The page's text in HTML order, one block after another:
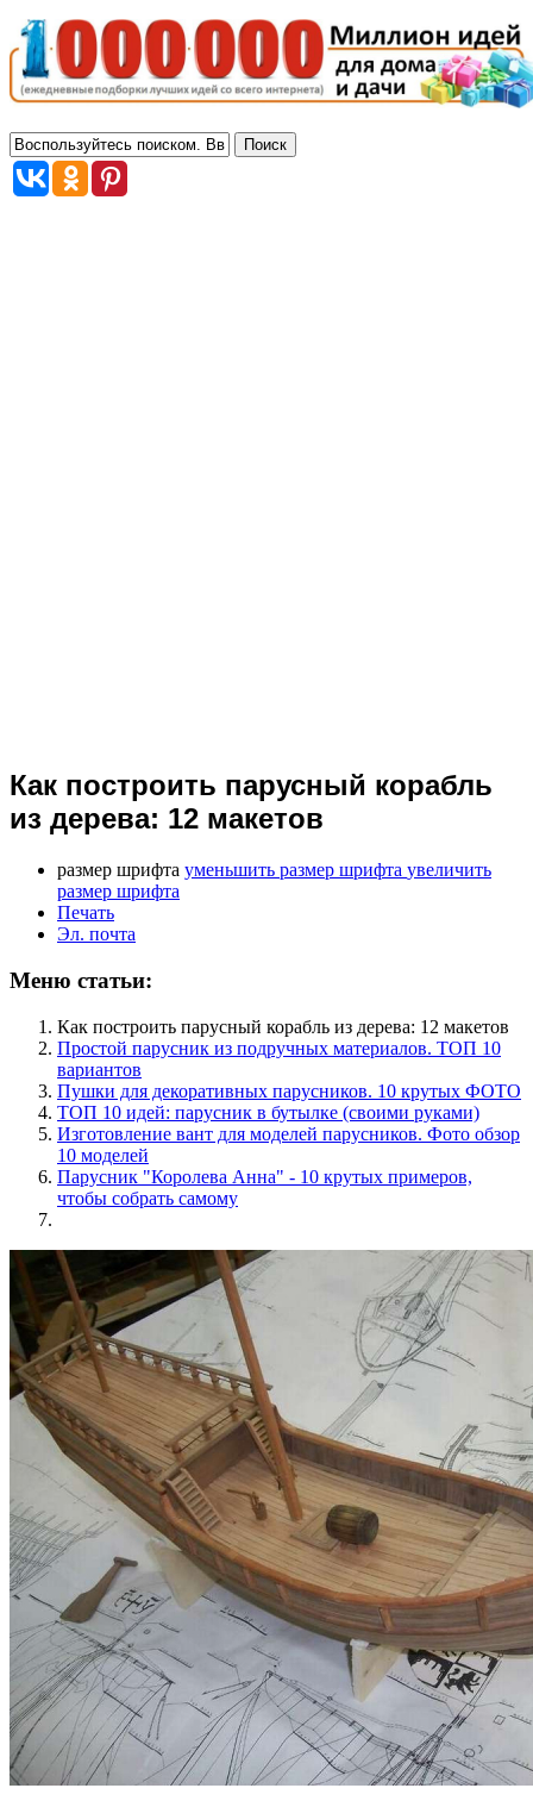
Как построить парусный корабль
из дерева: 12 макетов
размер шрифта уменьшить размер шрифта увеличить
размер шрифта
Печать
Эл. почта
Меню статьи:
Как построить парусный корабль из дерева: 12 макетов
Простой парусник из подручных материалов. ТОП 10
вариантов
Пушки для декоративных парусников. 10 крутых ФОТО
ТОП 10 идей: парусник в бутылке (своими руками)
Изготовление вант для моделей парусников. Фото обзор
10 моделей
Парусник "Королева Анна" - 10 крутых примеров,
чтобы собрать самому